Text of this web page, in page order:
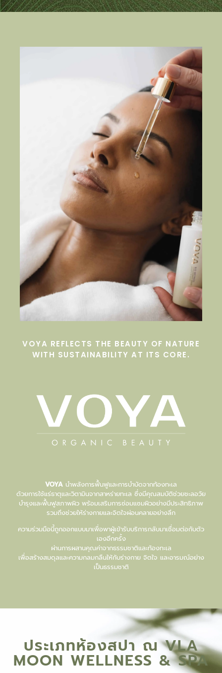
VOYA REFLECTS THE BEAUTY OF NATURE
WITH SUSTAINABILITY AT ITS CORE.
VOYA นำพลังการฟื้นฟูและการบำบัดจากท้องทะเล
ด้วยการใช้แร่ธาตุและวิตามินจากสาหร่ายทะเล ซึ่งมีคุณสมบัติช่วยชะลอวัย
บำรุงและฟื้นฟูสภาพผิว พร้อมเสริมการซ่อมแซมผิวอย่างมีประสิทธิภาพ
รวมถึงช่วยให้ร่างกายและจิตใจผ่อนคลายอย่างลึก
ความร่วมมือนี้ถูกออกแบบมาเพื่อพาผู้เข้ารับบริการกลับมาเชื่อมต่อกับตัว
เองอีกครั้ง
ผ่านการผสานคุณค่าจากธรรมชาติและท้องทะเล
เพื่อสร้างสมดุลและความกลมกลืนให้กับร่างกาย จิตใจ และอารมณ์อย่าง
เป็นธรรมชาติ
ประเภทห้องสปา ณ VLA
MOON WELLNESS & SPA